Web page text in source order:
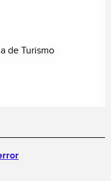
de Turismo